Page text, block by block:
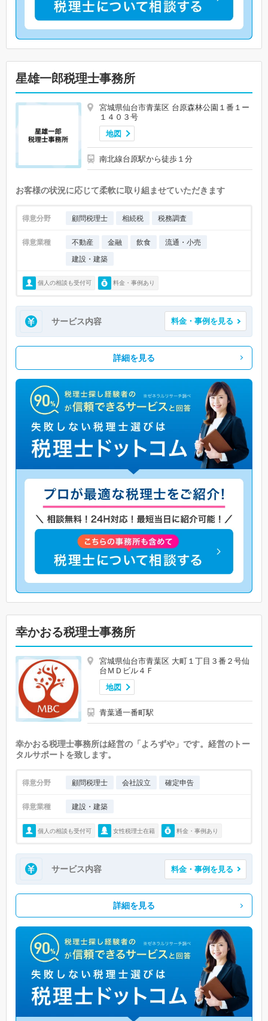
星雄一郎税理士事務所
宮城県仙台市青葉区 台原森林公園１番１ー
１４０３号
地図
南北線台原駅から徒歩１分
お客様の状況に応じて柔軟に取り組ませていただきます
得意分野 顧問税理士 相続税 税務調査
得意業種 不動産 金融 飲食
流通・小売
建設・建築
個人の相談も受付可 料金・事例あり
サービス内容 料金・事例を見る
詳細を見る
幸かおる税理士事務所
宮城県仙台市青葉区 大町１丁目３番２号仙
台ＭＤビル４Ｆ
地図
青葉通一番町駅
幸かおる税理士事務所は経営の「よろずや」です。経営のトー
タルサポートを致します。
得意分野 顧問税理士 会社設立 確定申告
得意業種 建設・建築
個人の相談も受付可 女性税理士在籍 料金・事例あり
サービス内容 料金・事例を見る
詳細を見る